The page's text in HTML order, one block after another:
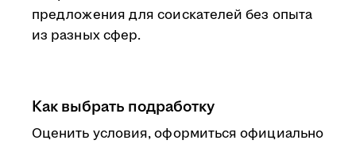
предложения для соискателей без опыта
из разных сфер.
Как выбрать подработку
Оценить условия, оформиться официально